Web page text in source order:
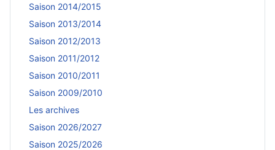
Saison 2014/2015
Saison 2013/2014
Saison 2012/2013
Saison 2011/2012
Saison 2010/2011
Saison 2009/2010
Les archives
Saison 2026/2027
Saison 2025/2026